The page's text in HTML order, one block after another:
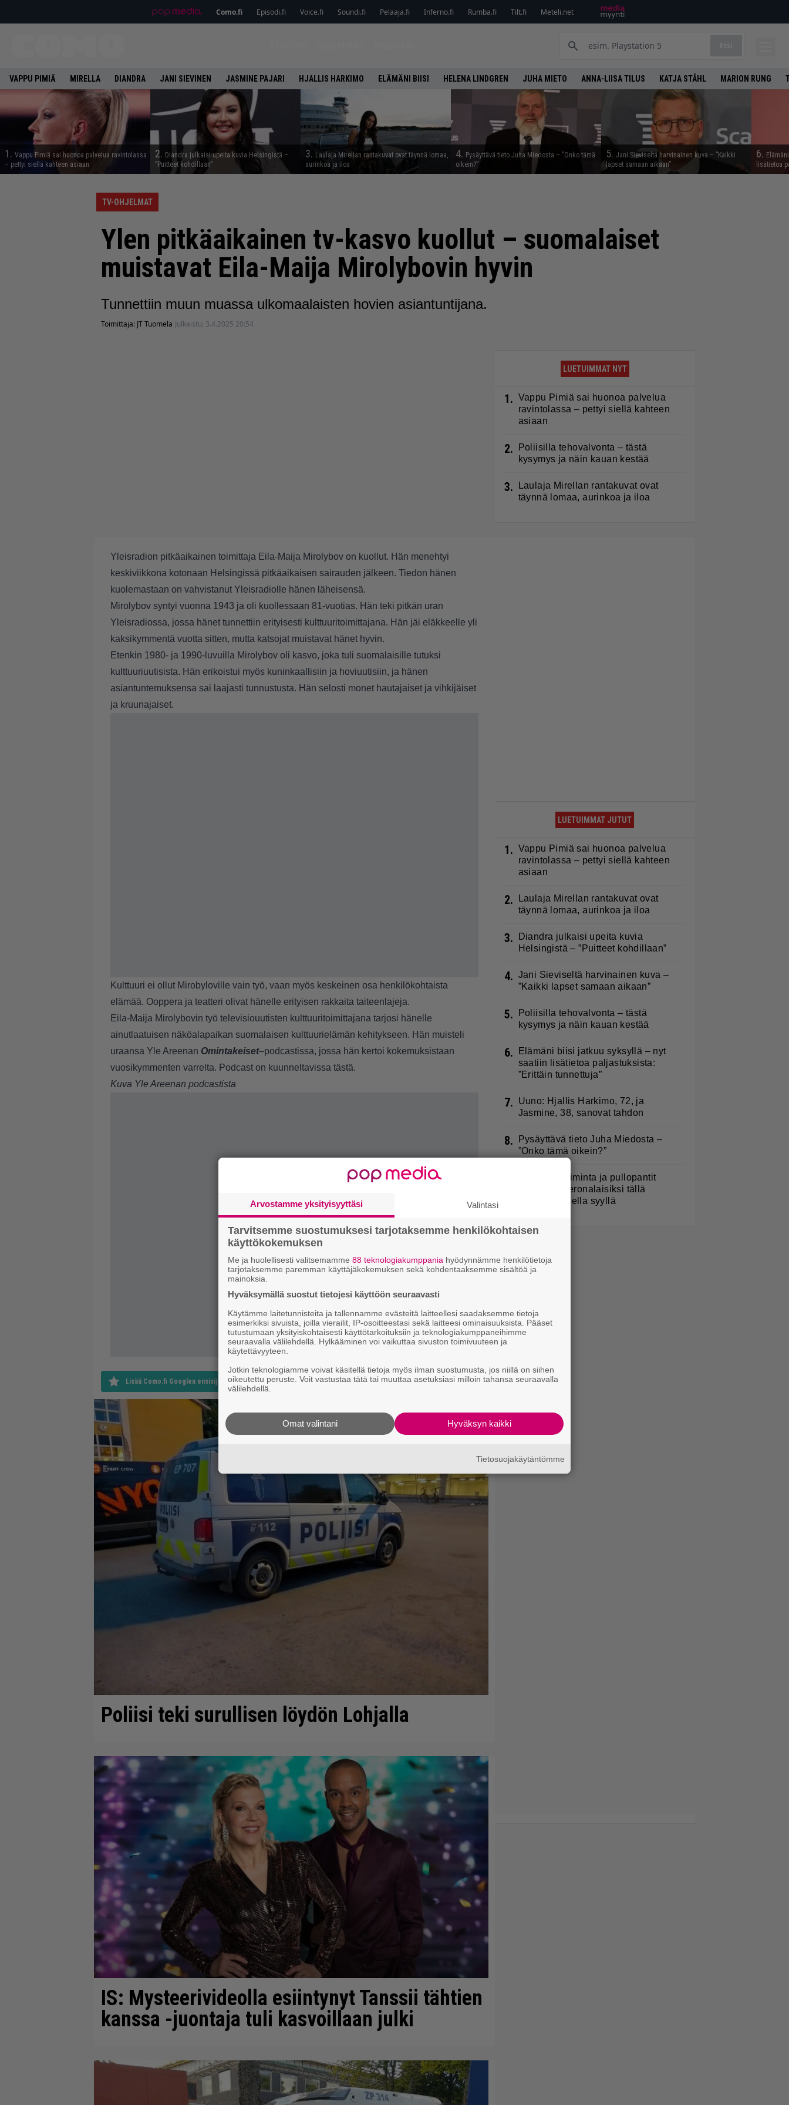
Como.fi Episodi.fi Voice.fi Soundi.fi Pelaaja.fi Inferno.fi Rumba.fi Tilt.fi Meteli.net
VAPPU PIMIÄ MIRELLA DIANDRA JANI SIEVINEN JASMINE PAJARI HJALLIS HARKIMO ELÄMÄNI BIISI HELENA LINDGREN JUHA MIETO ANNA-LIISA TILUS KATJA STÅHL MARION RUNG
1. Vappu Pimiä sai huonoa palvelua ravintolassa
– pettyi siellä kahteen asiaan
2. Diandra julkaisi upeita kuvia Helsingistä –
”Puitteet kohdillaan”
3. Laulaja Mirellan rantakuvat ovat täynnä lomaa,
aurinkoa ja iloa
4. Pysäyttävä tieto Juha Miedosta – ”Onko tämä
oikein?”
5. Jani Sieviseltä harvinainen kuva – ”Kaikki
lapset samaan aikaan”
6.
lisätietoa
TV-OHJELMAT
Ylen pitkäaikainen tv-kasvo kuollut – suomalaiset
muistavat Eila-Maija Mirolybovin hyvin
Tunnettiin muun muassa ulkomaalaisten hovien asiantuntijana.
Toimittaja: JT Tuomela Julkaistu: 3.4.2025 20:54
LUETUIMMAT NYT
1. Vappu Pimiä sai huonoa palvelua
ravintolassa – pettyi siellä kahteen
asiaan
2.
Poliisilla tehovalvonta – tästä
kysymys ja näin kauan kestää
3.
Laulaja Mirellan rantakuvat ovat
täynnä lomaa, aurinkoa ja iloa
Yleisradion pitkäaikainen toimittaja Eila-Maija Mirolybov on kuollut. Hän menehtyi
keskiviikkona kotonaan Helsingissä pitkäaikaisen sairauden jälkeen. Tiedon hänen
kuolemastaan on vahvistanut Yleisradiolle hänen läheisensä.
Mirolybov syntyi vuonna 1943 ja oli kuollessaan 81-vuotias. Hän teki pitkän uran
Yleisradiossa, jossa hänet tunnettiin erityisesti kulttuuritoimittajana. Hän jäi eläkkeelle yli
kaksikymmentä vuotta sitten, mutta katsojat muistavat hänet hyvin.
Etenkin 1980- ja 1990-luvuilla Mirolybov oli kasvo, joka tuli suomalaisille tutuksi
kulttuuriuutisista. Hän erikoistui myös kuninkaallisiin ja hoviuutisiin, ja hänen
asiantuntemuksensa sai laajasti tunnustusta. Hän selosti monet hautajaiset ja vihkijäiset
ja kruunajaiset.
Kulttuuri ei ollut Mirobyloville vain työ, vaan myös keskeinen osa henkilökohtaista
elämää. Ooppera ja teatteri olivat hänelle erityisen rakkaita taiteenlajeja.
Eila-Maija Mirolybovin työ televisiouutisten kulttuuritoimittajana tarjosi hänelle
ainutlaatuisen näköalapaikan suomalaisen kulttuurielämän kehitykseen. Hän muisteli
uraansa Yle Areenan Omintakeiset–podcastissa, jossa hän kertoi kokemuksistaan
vuosikymmenten varrelta. Podcast on kuunneltavissa tästä.
Kuva Yle Areenan podcastista
Lisää Como.fi Googlen ensisijaiseksi lähteeksi
Poliisi teki surullisen löydön Lohjalla
IS: Mysteerivideolla esiintynyt Tanssii tähtien
kanssa -juontaja tuli kasvoillaan julki
LUETUIMMAT JUTUT
1. Vappu Pimiä sai huonoa palvelua
ravintolassa – pettyi siellä kahteen
asiaan
2.
Laulaja Mirellan rantakuvat ovat
täynnä lomaa, aurinkoa ja iloa
3.
Diandra julkaisi upeita kuvia
Helsingistä – ”Puitteet kohdillaan”
4. Jani Sieviseltä harvinainen kuva –
”Kaikki lapset samaan aikaan”
5.
Poliisilla tehovalvonta – tästä
kysymys ja näin kauan kestää
6.
Elämäni biisi jatkuu syksyllä – nyt
saatiin lisätietoa paljastuksista:
”Erittäin tunnettuja”
7.
Uuno: Hjallis Harkimo, 72, ja
Jasmine, 38, sanovat tahdon
8.
Pysäyttävä tieto Juha Miedosta –
”Onko tämä oikein?”
Marjojen poiminta ja pullopantit
muuttuvat veronalaisiksi tällä
nimenomaisella syyllä
Arvostamme yksityisyyttäsi Valintasi
Tarvitsemme suostumuksesi tarjotaksemme henkilökohtaisen
käyttökokemuksen
Me ja huolellisesti valitsemamme 88 teknologiakumppania hyödynnämme henkilötietoja
tarjotaksemme paremman käyttäjäkokemuksen sekä kohdentaaksemme sisältöä ja
mainoksia.
Hyväksymällä suostut tietojesi käyttöön seuraavasti
Käytämme laitetunnisteita ja tallennamme evästeitä laitteellesi saadaksemme tietoja
esimerkiksi sivuista, joilla vierailit, IP-osoitteestasi sekä laitteesi ominaisuuksista. Pääset
tutustumaan yksityiskohtaisesti käyttötarkoituksiin ja teknologiakumppaneihimme
seuraavalla välilehdellä. Hylkääminen voi vaikuttaa sivuston toimivuuteen ja
käytettävyyteen.
Jotkin teknologiamme voivat käsitellä tietoja myös ilman suostumusta, jos niillä on siihen
oikeutettu peruste. Voit vastustaa tätä tai muuttaa asetuksiasi milloin tahansa seuraavalla
välilehdellä.
Hyväksyn kaikki
Omat valintani
Tietosuojakäytäntömme